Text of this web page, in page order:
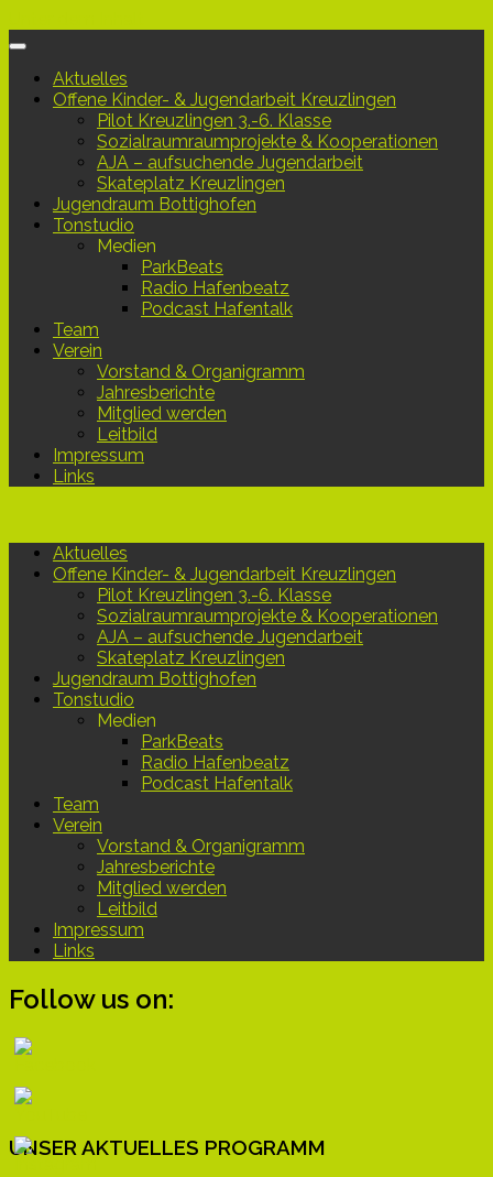
Aktuelles
Offene Kinder- & Jugendarbeit Kreuzlingen
Pilot Kreuzlingen 3.-6. Klasse
Sozialraumraumprojekte & Kooperationen
AJA – aufsuchende Jugendarbeit
Skateplatz Kreuzlingen
Jugendraum Bottighofen
Tonstudio
Medien
ParkBeats
Radio Hafenbeatz
Podcast Hafentalk
Team
Verein
Vorstand & Organigramm
Jahresberichte
Mitglied werden
Leitbild
Impressum
Links
Aktuelles
Offene Kinder- & Jugendarbeit Kreuzlingen
Pilot Kreuzlingen 3.-6. Klasse
Sozialraumraumprojekte & Kooperationen
AJA – aufsuchende Jugendarbeit
Skateplatz Kreuzlingen
Jugendraum Bottighofen
Tonstudio
Medien
ParkBeats
Radio Hafenbeatz
Podcast Hafentalk
Team
Verein
Vorstand & Organigramm
Jahresberichte
Mitglied werden
Leitbild
Impressum
Links
Follow us on:
UNSER AKTUELLES PROGRAMM